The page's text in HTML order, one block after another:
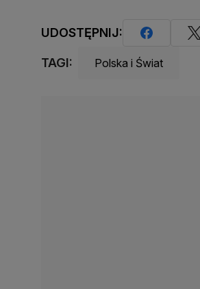
UDOSTĘPNIJ:
TAGI: Polska i Świat